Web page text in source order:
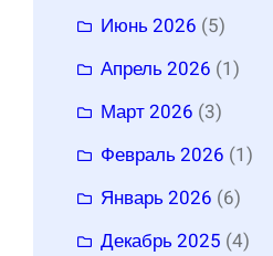
Июнь 2026 (5)
Апрель 2026 (1)
Март 2026 (3)
Февраль 2026 (1)
Январь 2026 (6)
Декабрь 2025 (4)